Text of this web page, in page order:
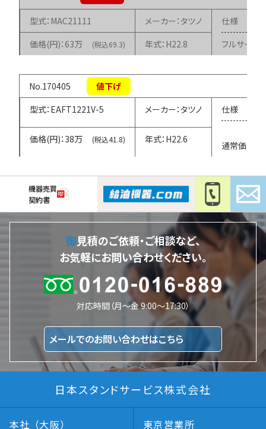
63万 (税込69.3)
タツノ
H22.8
MAC21111
フルサービ
170405
38万 (税込41.8)
タツノ
H22.6
EAFT1221V-5
通常価格
機器売買
契約書
御見積のご依頼・ご相談など、
お気軽にお問い合わせください。
対応時間（月～金 9:00～17:30）
メールでのお問い合わせはこちら
日本スタンドサービス株式会社
本社 （大阪） 東京営業所